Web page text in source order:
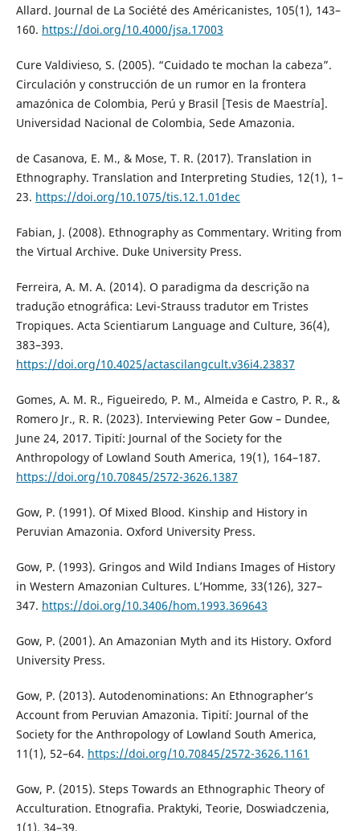
Allard. Journal de La Société des Américanistes, 105(1), 143–
160. https://doi.org/10.4000/jsa.17003
Cure Valdivieso, S. (2005). “Cuidado te mochan la cabeza”.
Circulación y construcción de un rumor en la frontera
amazónica de Colombia, Perú y Brasil [Tesis de Maestría].
Universidad Nacional de Colombia, Sede Amazonia.
de Casanova, E. M., & Mose, T. R. (2017). Translation in
Ethnography. Translation and Interpreting Studies, 12(1), 1–
23. https://doi.org/10.1075/tis.12.1.01dec
Fabian, J. (2008). Ethnography as Commentary. Writing from
the Virtual Archive. Duke University Press.
Ferreira, A. M. A. (2014). O paradigma da descrição na
tradução etnográfica: Levi-Strauss tradutor em Tristes
Tropiques. Acta Scientiarum Language and Culture, 36(4),
383–393.
https://doi.org/10.4025/actascilangcult.v36i4.23837
Gomes, A. M. R., Figueiredo, P. M., Almeida e Castro, P. R., &
Romero Jr., R. R. (2023). Interviewing Peter Gow – Dundee,
June 24, 2017. Tipití: Journal of the Society for the
Anthropology of Lowland South America, 19(1), 164–187.
https://doi.org/10.70845/2572-3626.1387
Gow, P. (1991). Of Mixed Blood. Kinship and History in
Peruvian Amazonia. Oxford University Press.
Gow, P. (1993). Gringos and Wild Indians Images of History
in Western Amazonian Cultures. L’Homme, 33(126), 327–
347. https://doi.org/10.3406/hom.1993.369643
Gow, P. (2001). An Amazonian Myth and its History. Oxford
University Press.
Gow, P. (2013). Autodenominations: An Ethnographer’s
Account from Peruvian Amazonia. Tipití: Journal of the
Society for the Anthropology of Lowland South America,
11(1), 52–64. https://doi.org/10.70845/2572-3626.1161
Gow, P. (2015). Steps Towards an Ethnographic Theory of
Acculturation. Etnografia. Praktyki, Teorie, Doswiadczenia,
1(1), 34–39.